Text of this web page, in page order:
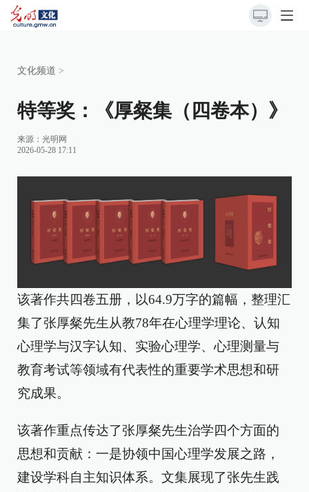
文化频道 >
特等奖：《厚粲集（四卷本）》
来源： 光明网
2026-05-28 17:11
该著作共四卷五册，以64.9万字的篇幅，整理汇
集了张厚粲先生从教78年在心理学理论、认知
心理学与汉字认知、实验心理学、心理测量与
教育考试等领域有代表性的重要学术思想和研
究成果。
该著作重点传达了张厚粲先生治学四个方面的
思想和贡献：一是协领中国心理学发展之路，
建设学科自主知识体系。文集展现了张先生践